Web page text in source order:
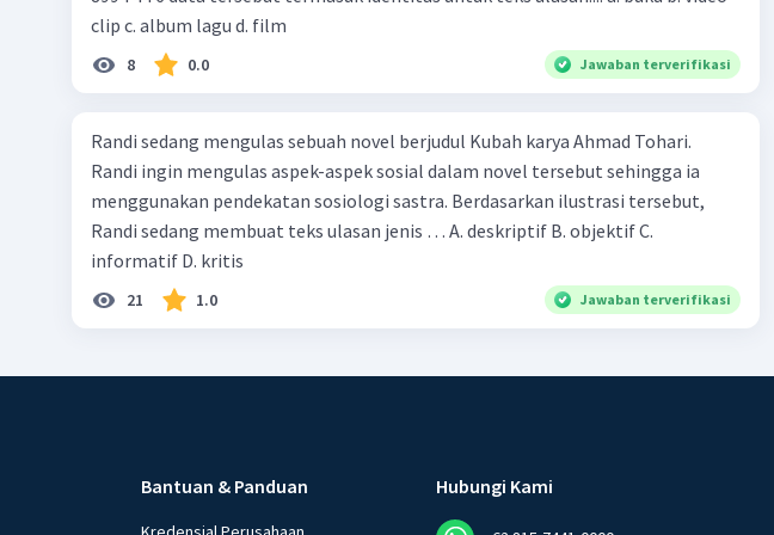
clip c. album lagu d. film
8 0.0 Jawaban terverifikasi
Randi sedang mengulas sebuah novel berjudul Kubah karya Ahmad Tohari.
Randi ingin mengulas aspek-aspek sosial dalam novel tersebut sehingga ia
menggunakan pendekatan sosiologi sastra. Berdasarkan ilustrasi tersebut,
Randi sedang membuat teks ulasan jenis … A. deskriptif B. objektif C.
informatif D. kritis
21 1.0 Jawaban terverifikasi
Bantuan & Panduan Hubungi Kami